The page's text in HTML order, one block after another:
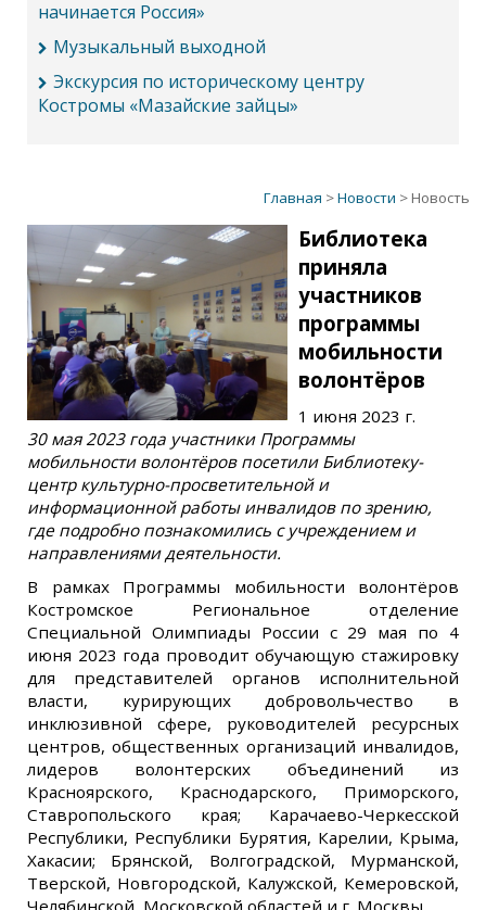
начинается Россия»
Музыкальный выходной
Экскурсия по историческому центру
Костромы «Мазайские зайцы»
Главная >Новости > Новость
Библиотека
приняла
участников
программы
мобильности
волонтёров
1 июня 2023 г.
30 мая 2023 года участники Программы
мобильности волонтёров посетили Библиотеку-
центр культурно-просветительной и
информационной работы инвалидов по зрению,
где подробно познакомились с учреждением и
направлениями деятельности.
В рамках Программы мобильности волонтёров
Костромское Региональное отделение
Специальной Олимпиады России с 29 мая по 4
июня 2023 года проводит обучающую стажировку
для представителей органов исполнительной
власти, курирующих добровольчество в
инклюзивной сфере, руководителей ресурсных
центров, общественных организаций инвалидов,
лидеров волонтерских объединений из
Красноярского, Краснодарского, Приморского,
Ставропольского края; Карачаево-Черкесской
Республики, Республики Бурятия, Карелии, Крыма,
Хакасии; Брянской, Волгоградской, Мурманской,
Тверской, Новгородской, Калужской, Кемеровской,
Челябинской, Московской областей и г. Москвы.